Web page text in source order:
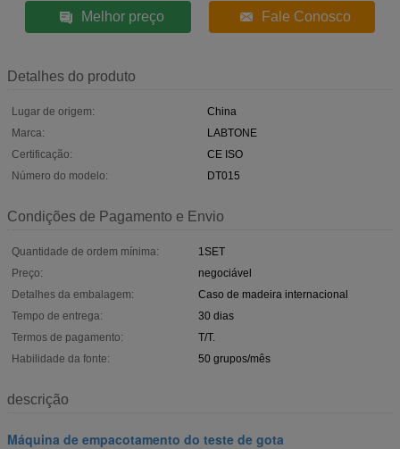
Melhor preço Fale Conosco
Detalhes do produto
Lugar de origem:
China
Marca:
LABTONE
Certificação:
CE ISO
Número do modelo:
DT015
Condições de Pagamento e Envio
Quantidade de ordem mínima:
1SET
Preço:
negociável
Detalhes da embalagem:
Caso de madeira internacional
Tempo de entrega:
30 dias
Termos de pagamento:
T/T.
Habilidade da fonte:
50 grupos/mês
descrição
Máquina de empacotamento do teste de gota